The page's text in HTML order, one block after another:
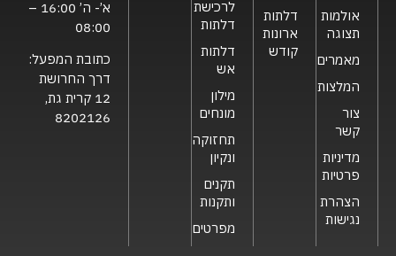
אולמות
תצוגה
מאמרים
המלצות
צור
קשר
מדיניות
פרטיות
הצהרת
נגישות
דלתות
ארונות
קודש
לרכישת
דלתות
דלתות
אש
מילון
מונחים
תחזוקה
ונקיון
תקנים
ותקנות
מפרטים
א’- ה’ 16:00 –
08:00
כתובת המפעל:
דרך החרושת
12 קרית גת,
8202126